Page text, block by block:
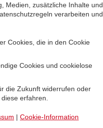
Medien, zusätzliche Inhalte und
verarbeiten und
Cookies, die in den Cookie
Cookies und cookielose
die Zukunft widerrufen oder
erfahren.
| Cookie-Information